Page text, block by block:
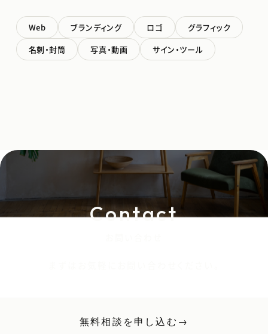
Web ブランディング ロゴ
グラフィック
名刺・封筒
写真・動画 サイン・ツール
Contact
無料相談を申し込む →